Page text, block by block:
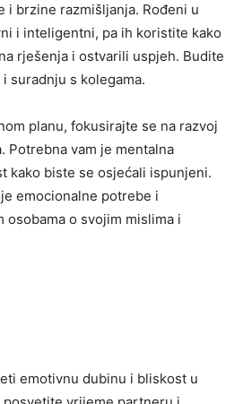
i brzine razmišljanja. Rođeni u
i inteligentni, pa ih koristite kako
rješenja i ostvarili uspjeh. Budite
suradnju s kolegama.
planu, fokusirajte se na razvoj
Potrebna vam je mentalna
kako biste se osjećali ispunjeni.
emocionalne potrebe i
osobama o svojim mislima i
emotivnu dubinu i bliskost u